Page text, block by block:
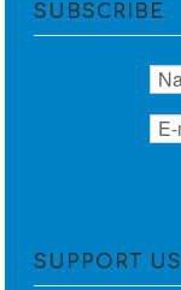
SUBSCRIBE
SUPPORT US